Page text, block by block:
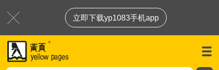
立即下载yp1083手机app